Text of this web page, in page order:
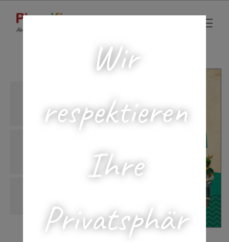
Wir
respektieren
Ihre
Privatsphär